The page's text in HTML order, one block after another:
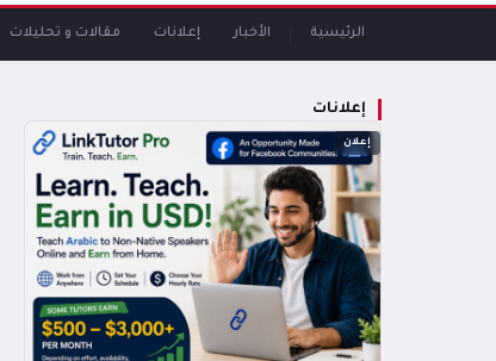
الرئيسية الأخبار إعلانات مقالات و تحليلات
إعلانات
إعلان